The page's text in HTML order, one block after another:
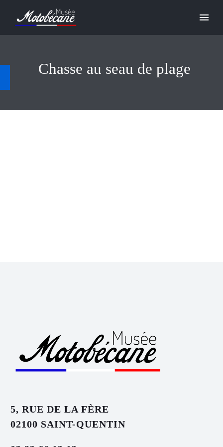
Chasse au seau de plage
5, RUE DE LA FÈRE
02100 SAINT-QUENTIN